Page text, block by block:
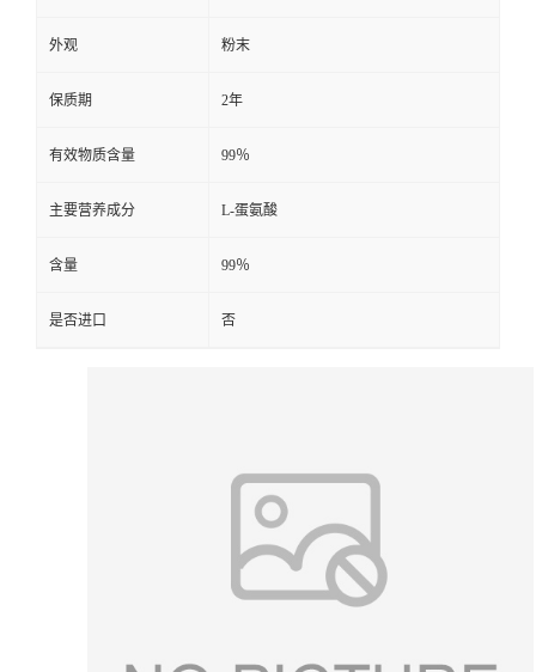
外观 粉末
保质期 2年
有效物质含量 99％
主要营养成分 L-蛋氨酸
含量 99％
是否进口 否